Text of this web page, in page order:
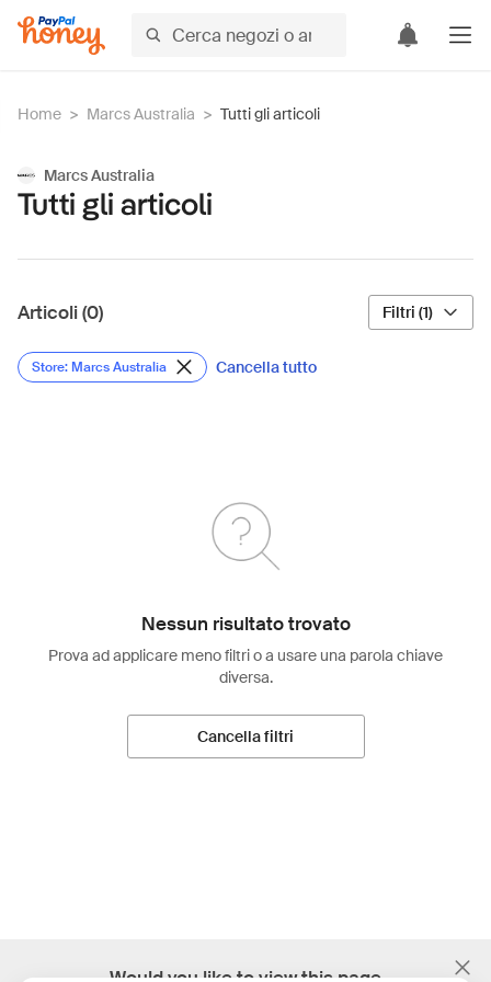
Home > Marcs Australia > Tutti gli articoli
Marcs Australia
Tutti gli articoli
Articoli (0) Filtri (1)
Store: Marcs Australia Cancella tutto
Nessun risultato trovato
Prova ad applicare meno filtri o a usare una parola chiave
diversa.
Cancella filtri